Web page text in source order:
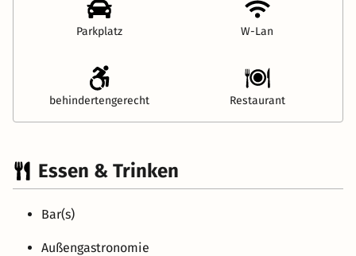
Parkplatz W-Lan
behindertengerecht Restaurant
Essen & Trinken
Bar(s)
Außengastronomie